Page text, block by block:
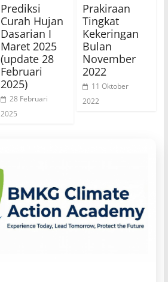
Prediksi
Curah Hujan
Dasarian I
Maret 2025
(update 28
Februari
2025)
28 Februari
2025
Prakiraan
Tingkat
Kekeringan
Bulan
November
2022
11 Oktober
2022